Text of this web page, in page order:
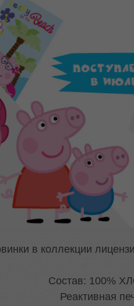
в коллекции
Состав: 100%
Реактивная